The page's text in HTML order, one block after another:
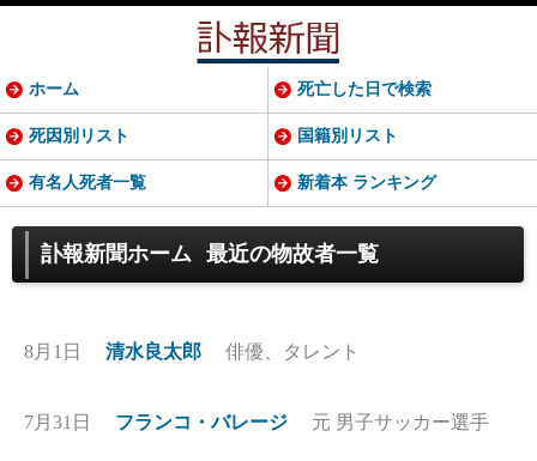
訃報新聞ホーム 最近の物故者一覧
8月1日 清水良太郎 俳優、タレント
7月31日 フランコ・バレージ 元 男子サッカー選手
ホーム 死亡した日で検索
死因別リスト 国籍別リスト
有名人死者一覧 新着本 ランキング